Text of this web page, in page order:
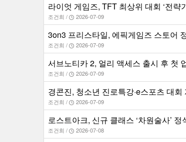
라이엇 게임즈, TFT 최상위 대회 ‘전략
조건희 / 2026-07-09
3on3 프리스타일, 에픽게임즈 스토어
조건희 / 2026-07-09
서브노티카 2, 얼리 액세스 출시 후 첫
조건희 / 2026-07-09
경콘진, 청소년 진로특강·e스포츠 대회
조건희 / 2026-07-09
로스트아크, 신규 클래스 ‘차원술사’ 정
조건희 / 2026-07-08